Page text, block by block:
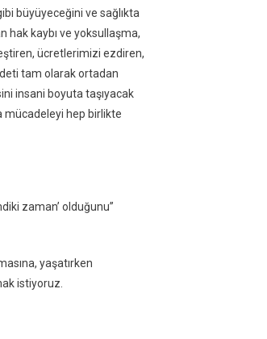
büyüyeceğini ve sağlıkta
hak kaybı ve yoksullaşma,
ücretlerimizi ezdiren,
tam olarak ortadan
insani boyuta taşıyacak
mücadeleyi hep birlikte
zaman’ olduğunu”
yaşatırken
istiyoruz.